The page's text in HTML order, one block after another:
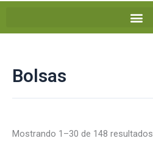
Bolsas
Mostrando 1–30 de 148 resultados